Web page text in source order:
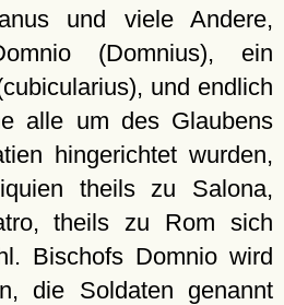
und viele Andere,
(Domnius), ein
und endlich
alle um des Glaubens
hingerichtet wurden,
theils zu Salona,
theils zu Rom sich
Bischofs Domnio wird
die Soldaten genannt